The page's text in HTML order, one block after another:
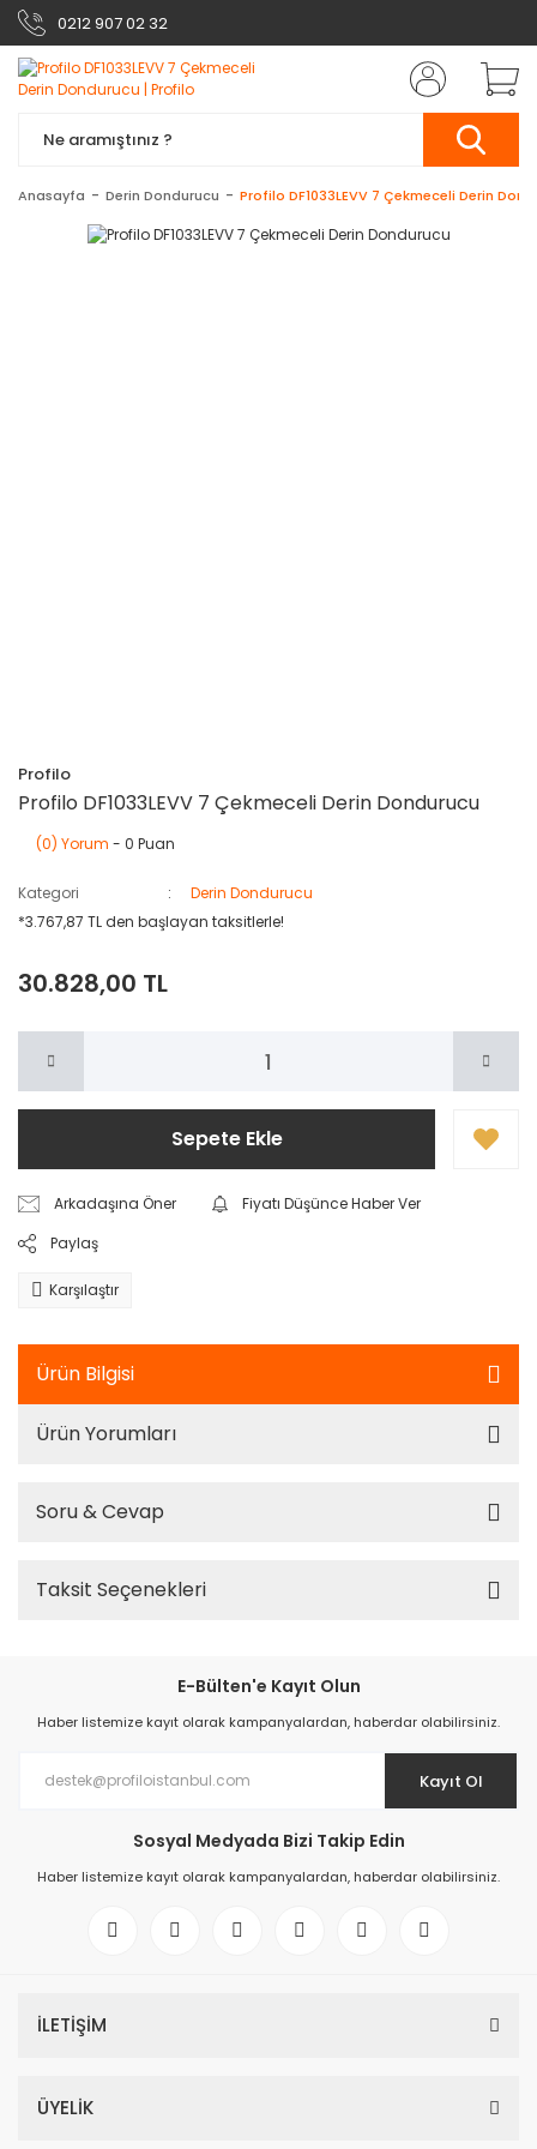
0212 907 02 32
Anasayfa Derin Dondurucu Profilo DF1033LEVV 7 Çekmeceli Derin
Profilo
Profilo DF1033LEVV 7 Çekmeceli Derin Dondurucu
(0) Yorum - 0 Puan
Kategori
Derin Dondurucu
*3.767,87 TL den başlayan taksitlerle!
30.828,00 TL
Sepete Ekle
Arkadaşına Öner
Fiyatı Düşünce Haber Ver
Paylaş
Karşılaştır
Ürün Bilgisi
Ürün Yorumları
Soru & Cevap
Taksit Seçenekleri
E-Bülten'e Kayıt Olun
Haber listemize kayıt olarak kampanyalardan, haberdar olabilirsiniz.
Kayıt Ol
Sosyal Medyada Bizi Takip Edin
Haber listemize kayıt olarak kampanyalardan, haberdar olabilirsiniz.
İLETİŞİM
ÜYELİK